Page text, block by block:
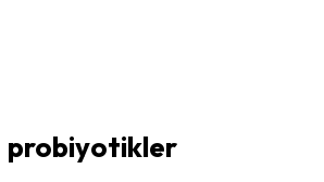
probiyotikler